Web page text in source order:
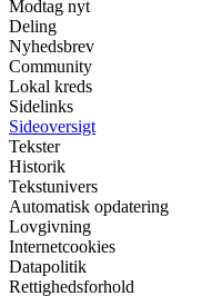
Modtag nyt
Deling
Nyhedsbrev
Community
Lokal kreds
Sidelinks
Sideoversigt
Tekster
Historik
Tekstunivers
Automatisk opdatering
Lovgivning
Internetcookies
Datapolitik
Rettighedsforhold